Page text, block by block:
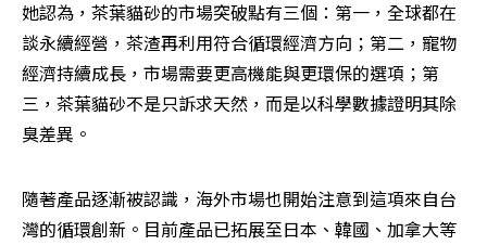
她認為，茶葉貓砂的市場突破點有三個：第一，全球都在
談永續經營，茶渣再利用符合循環經濟方向；第二，寵物
經濟持續成長，市場需要更高機能與更環保的選項；第
三，茶葉貓砂不是只訴求天然，而是以科學數據證明其除
臭差異。
隨著產品逐漸被認識，海外市場也開始注意到這項來自台
灣的循環創新。目前產品已拓展至日本、韓國、加拿大等